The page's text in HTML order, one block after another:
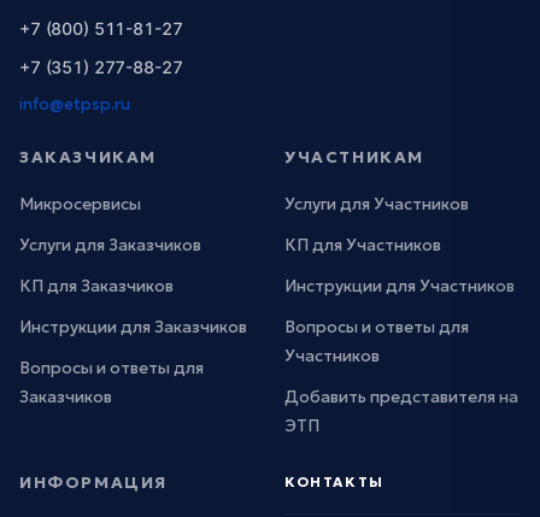
+7 (800) 511-81-27
+7 (351) 277-88-27
info@etpsp.ru
ЗАКАЗЧИКАМ
Микросервисы
Услуги для Заказчиков
КП для Заказчиков
Инструкции для Заказчиков
Вопросы и ответы для
Заказчиков
УЧАСТНИКАМ
Услуги для Участников
КП для Участников
Инструкции для Участников
Вопросы и ответы для
Участников
Добавить представителя на
ЭТП
ИНФОРМАЦИЯ КОНТАКТЫ